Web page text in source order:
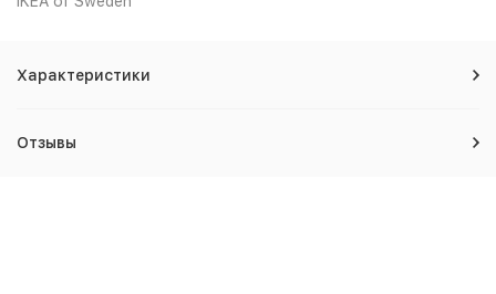
Характеристики
Отзывы